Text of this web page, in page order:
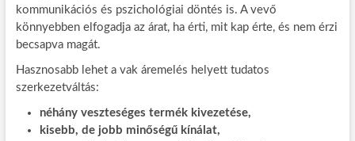
kommunikációs és pszichológiai döntés is. A vevő
könnyebben elfogadja az árat, ha érti, mit kap érte, és nem érzi
becsapva magát.
Hasznosabb lehet a vak áremelés helyett tudatos
szerkezetváltás:
néhány veszteséges termék kivezetése,
kisebb, de jobb minőségű kínálat,